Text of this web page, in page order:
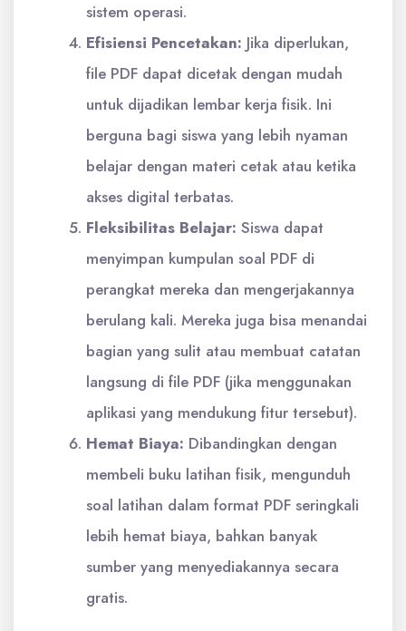
sistem operasi.
Efisiensi Pencetakan: Jika diperlukan,
file PDF dapat dicetak dengan mudah
untuk dijadikan lembar kerja fisik. Ini
berguna bagi siswa yang lebih nyaman
belajar dengan materi cetak atau ketika
akses digital terbatas.
Fleksibilitas Belajar: Siswa dapat
menyimpan kumpulan soal PDF di
perangkat mereka dan mengerjakannya
berulang kali. Mereka juga bisa menandai
bagian yang sulit atau membuat catatan
langsung di file PDF (jika menggunakan
aplikasi yang mendukung fitur tersebut).
Hemat Biaya: Dibandingkan dengan
membeli buku latihan fisik, mengunduh
soal latihan dalam format PDF seringkali
lebih hemat biaya, bahkan banyak
sumber yang menyediakannya secara
gratis.